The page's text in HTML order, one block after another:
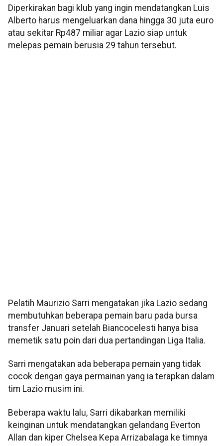
Diperkirakan bagi klub yang ingin mendatangkan Luis
Alberto harus mengeluarkan dana hingga 30 juta euro
atau sekitar Rp487 miliar agar Lazio siap untuk
melepas pemain berusia 29 tahun tersebut.
Pelatih Maurizio Sarri mengatakan jika Lazio sedang
membutuhkan beberapa pemain baru pada bursa
transfer Januari setelah Biancocelesti hanya bisa
memetik satu poin dari dua pertandingan Liga Italia.
Sarri mengatakan ada beberapa pemain yang tidak
cocok dengan gaya permainan yang ia terapkan dalam
tim Lazio musim ini.
Beberapa waktu lalu, Sarri dikabarkan memiliki
keinginan untuk mendatangkan gelandang Everton
Allan dan kiper Chelsea Kepa Arrizabalaga ke timnya